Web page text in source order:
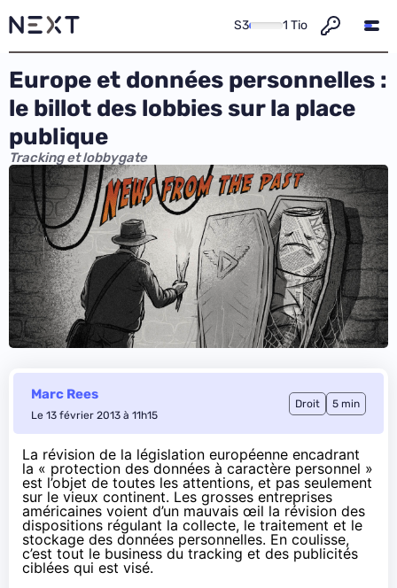
S3 1 Tio
Europe et données personnelles :
le billot des lobbies sur la place
publique
Tracking et lobbygate
Marc Rees
Le 13 février 2013 à 11h15
Droit 5 min
La révision de la législation européenne encadrant
la « protection des données à caractère personnel »
est l’objet de toutes les attentions, et pas seulement
sur le vieux continent. Les grosses entreprises
américaines voient d’un mauvais œil la révision des
dispositions régulant la collecte, le traitement et le
stockage des données personnelles. En coulisse,
c’est tout le business du tracking et des publicités
ciblées qui est visé.